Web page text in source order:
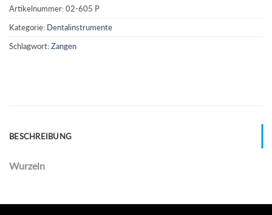
Artikelnummer:02-605 P
Kategorie: Dentalinstrumente
Schlagwort:Zangen
BESCHREIBUNG
Wurzeln